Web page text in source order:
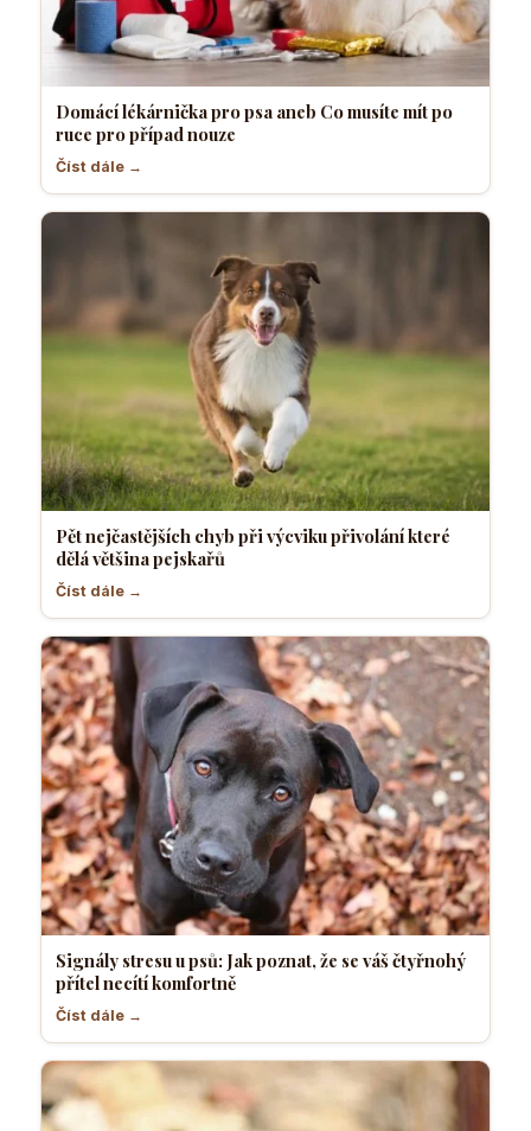
Domácí lékárnička pro psa aneb Co musíte mít po
ruce pro případ nouze
Číst dále →
Pět nejčastějších chyb při výcviku přivolání které
dělá většina pejskařů
Číst dále →
Signály stresu u psů: Jak poznat, že se váš čtyřnohý
přítel necítí komfortně
Číst dále →